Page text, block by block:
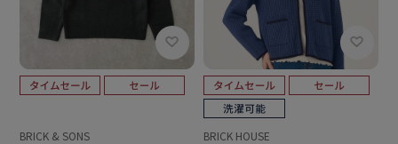
BRICK & SONS BRICK HOUSE